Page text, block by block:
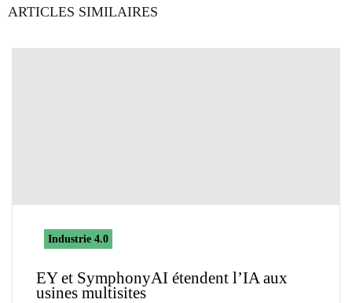
ARTICLES SIMILAIRES
Industrie 4.0
EY et SymphonyAI étendent l’IA aux
usines multisites